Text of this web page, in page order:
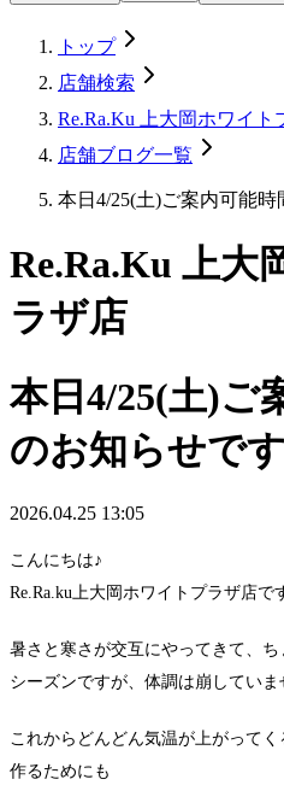
トップ
店舗検索
Re.Ra.Ku 上大岡ホワイト
店舗ブログ一覧
本日4/25(土)ご案内可能時
Re.Ra.Ku 上大
ラザ店
本日4/25(土)ご
のお知らせです
2026.04.25 13:05
こんにちは♪
Re.Ra.ku上大岡ホワイトプラザ店で
暑さと寒さが交互にやってきて、
シーズンですが、体調は崩していま
これからどんどん気温が上がって
作るためにも